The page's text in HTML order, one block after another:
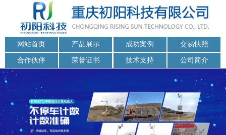
网站首页 产品展示 成功案例 交易快照
合作伙伴 荣誉证书 技术支持 公司简介